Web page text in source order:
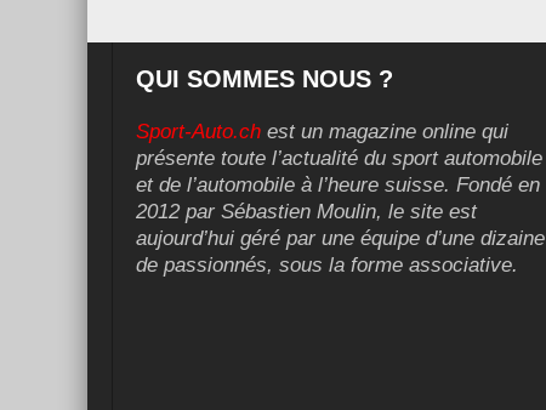
QUI SOMMES NOUS ?
Sport-Auto.ch est un magazine online qui
présente toute l’actualité du sport automobile
et de l’automobile à l’heure suisse. Fondé en
2012 par Sébastien Moulin, le site est
aujourd’hui géré par une équipe d’une dizaine
de passionnés, sous la forme associative.